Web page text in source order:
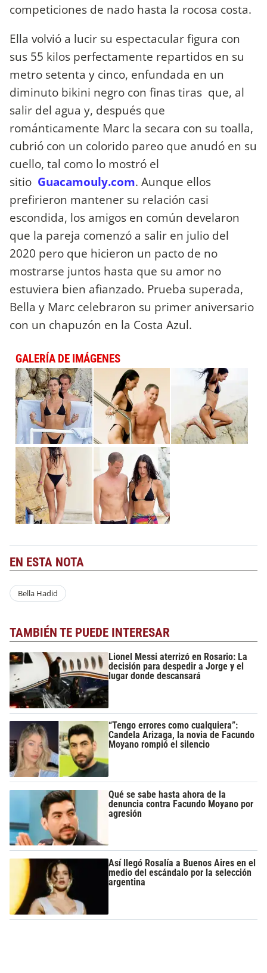
competiciones de nado hasta la rocosa costa.
Ella volvió a lucir su espectacular figura con
sus 55 kilos perfectamente repartidos en su
metro setenta y cinco, enfundada en un
diminuto bikini negro con finas tiras que, al
salir del agua y, después que
románticamente Marc la secara con su toalla,
cubrió con un colorido pareo que anudó en su
cuello, tal como lo mostró el
sitio Guacamouly.com. Aunque ellos
prefirieron mantener su relación casi
escondida, los amigos en común develaron
que la pareja comenzó a salir en julio del
2020 pero que hicieron un pacto de no
mostrarse juntos hasta que su amor no
estuviera bien afianzado. Prueba superada,
Bella y Marc celebraron su primer aniversario
con un chapuzón en la Costa Azul.
GALERÍA DE IMÁGENES
EN ESTA NOTA
Bella Hadid
TAMBIÉN TE PUEDE INTERESAR
Lionel Messi aterrizó en Rosario: La
decisión para despedir a Jorge y el
lugar donde descansará
“Tengo errores como cualquiera”:
Candela Arizaga, la novia de Facundo
Moyano rompió el silencio
Qué se sabe hasta ahora de la
denuncia contra Facundo Moyano por
agresión
Así llegó Rosalía a Buenos Aires en el
medio del escándalo por la selección
argentina